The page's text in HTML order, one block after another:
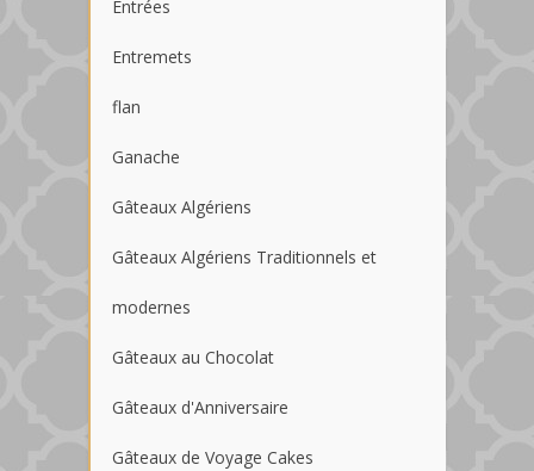
Entrées
Entremets
flan
Ganache
Gâteaux Algériens
Gâteaux Algériens Traditionnels et
modernes
Gâteaux au Chocolat
Gâteaux d'Anniversaire
Gâteaux de Voyage Cakes